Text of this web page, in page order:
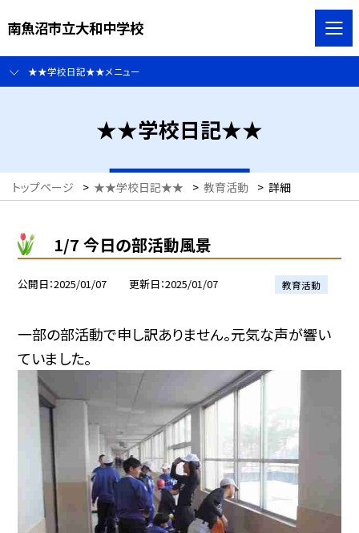
南魚沼市立大和中学校
★★学校日記★★メニュー
★★学校日記★★
トップページ > ★★学校日記★★ > 教育活動 > 詳細
1/7 今日の部活動風景
公開日 2025/01/07 更新日 2025/01/07 教育活動
一部の部活動で申し訳ありません。元気な声が響い
ていました。